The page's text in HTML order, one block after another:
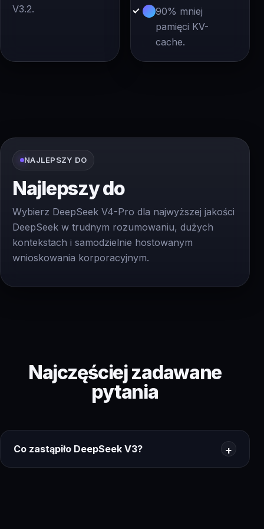
V3.2.
90% mniej
pamięci KV-
cache.
NAJLEPSZY DO
Najlepszy do
Wybierz DeepSeek V4-Pro dla najwyższej jakości
DeepSeek w trudnym rozumowaniu, dużych
kontekstach i samodzielnie hostowanym
wnioskowania korporacyjnym.
Najczęściej zadawane
pytania
Co zastąpiło DeepSeek V3?